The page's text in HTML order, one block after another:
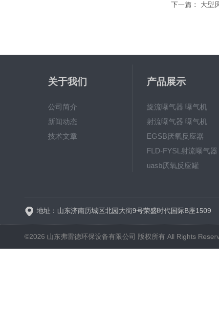
下一篇： 大型
关于我们
公司简介
新闻动态
技术文章
产品展示
旋流曝气器 曝气机
射流曝气器 曝气机
EGSB厌氧反应器
FLD-FYSL射流曝气器
uasb厌氧反应罐
地址：山东济南历城区北园大街9号荣盛时代国际B座1509
©2026 山东弗雷德环保设备有限公司 版权所有 All Rights